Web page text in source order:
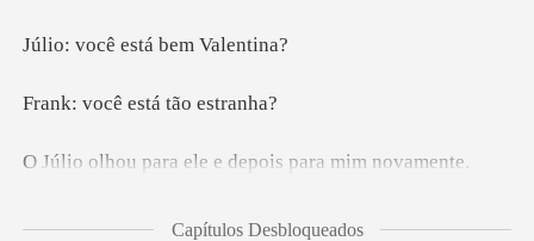
Histórico
ê está bem
ê está tão
a ele e depois pa
Capítulos Desbloqueados